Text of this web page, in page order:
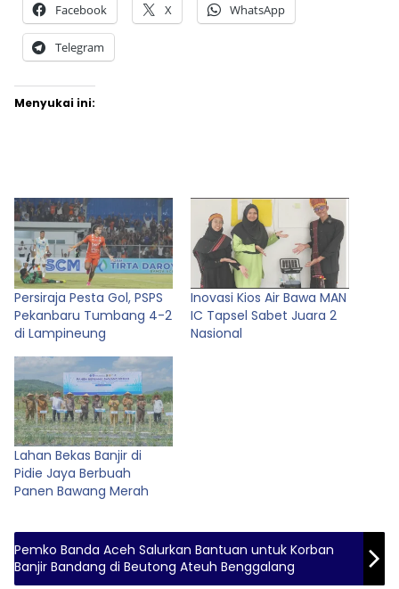
Facebook X WhatsApp
Telegram
Menyukai ini:
Persiraja Pesta Gol, PSPS
Pekanbaru Tumbang 4-2
di Lampineung
Inovasi Kios Air Bawa MAN
IC Tapsel Sabet Juara 2
Nasional
Lahan Bekas Banjir di
Pidie Jaya Berbuah
Panen Bawang Merah
Pemko Banda Aceh Salurkan Bantuan untuk Korban
Banjir Bandang di Beutong Ateuh Benggalang